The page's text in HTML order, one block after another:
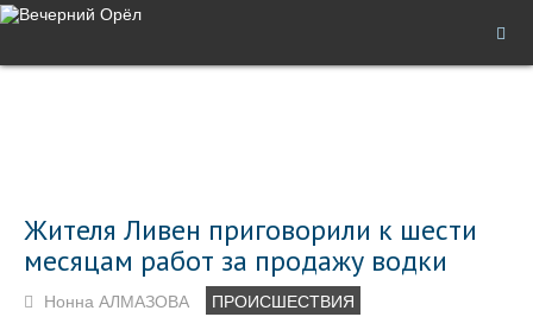
Жителя Ливен приговорили к шести
месяцам работ за продажу водки
Нонна АЛМАЗОВА
ПРОИСШЕСТВИЯ